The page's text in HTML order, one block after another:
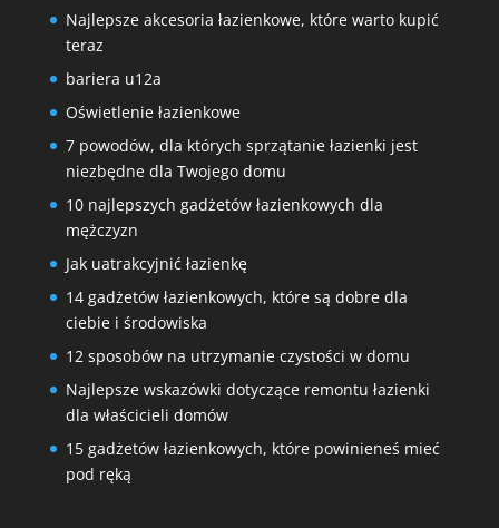
Najlepsze akcesoria łazienkowe, które warto kupić
teraz
bariera u12a
Oświetlenie łazienkowe
7 powodów, dla których sprzątanie łazienki jest
niezbędne dla Twojego domu
10 najlepszych gadżetów łazienkowych dla
mężczyzn
Jak uatrakcyjnić łazienkę
14 gadżetów łazienkowych, które są dobre dla
ciebie i środowiska
12 sposobów na utrzymanie czystości w domu
Najlepsze wskazówki dotyczące remontu łazienki
dla właścicieli domów
15 gadżetów łazienkowych, które powinieneś mieć
pod ręką